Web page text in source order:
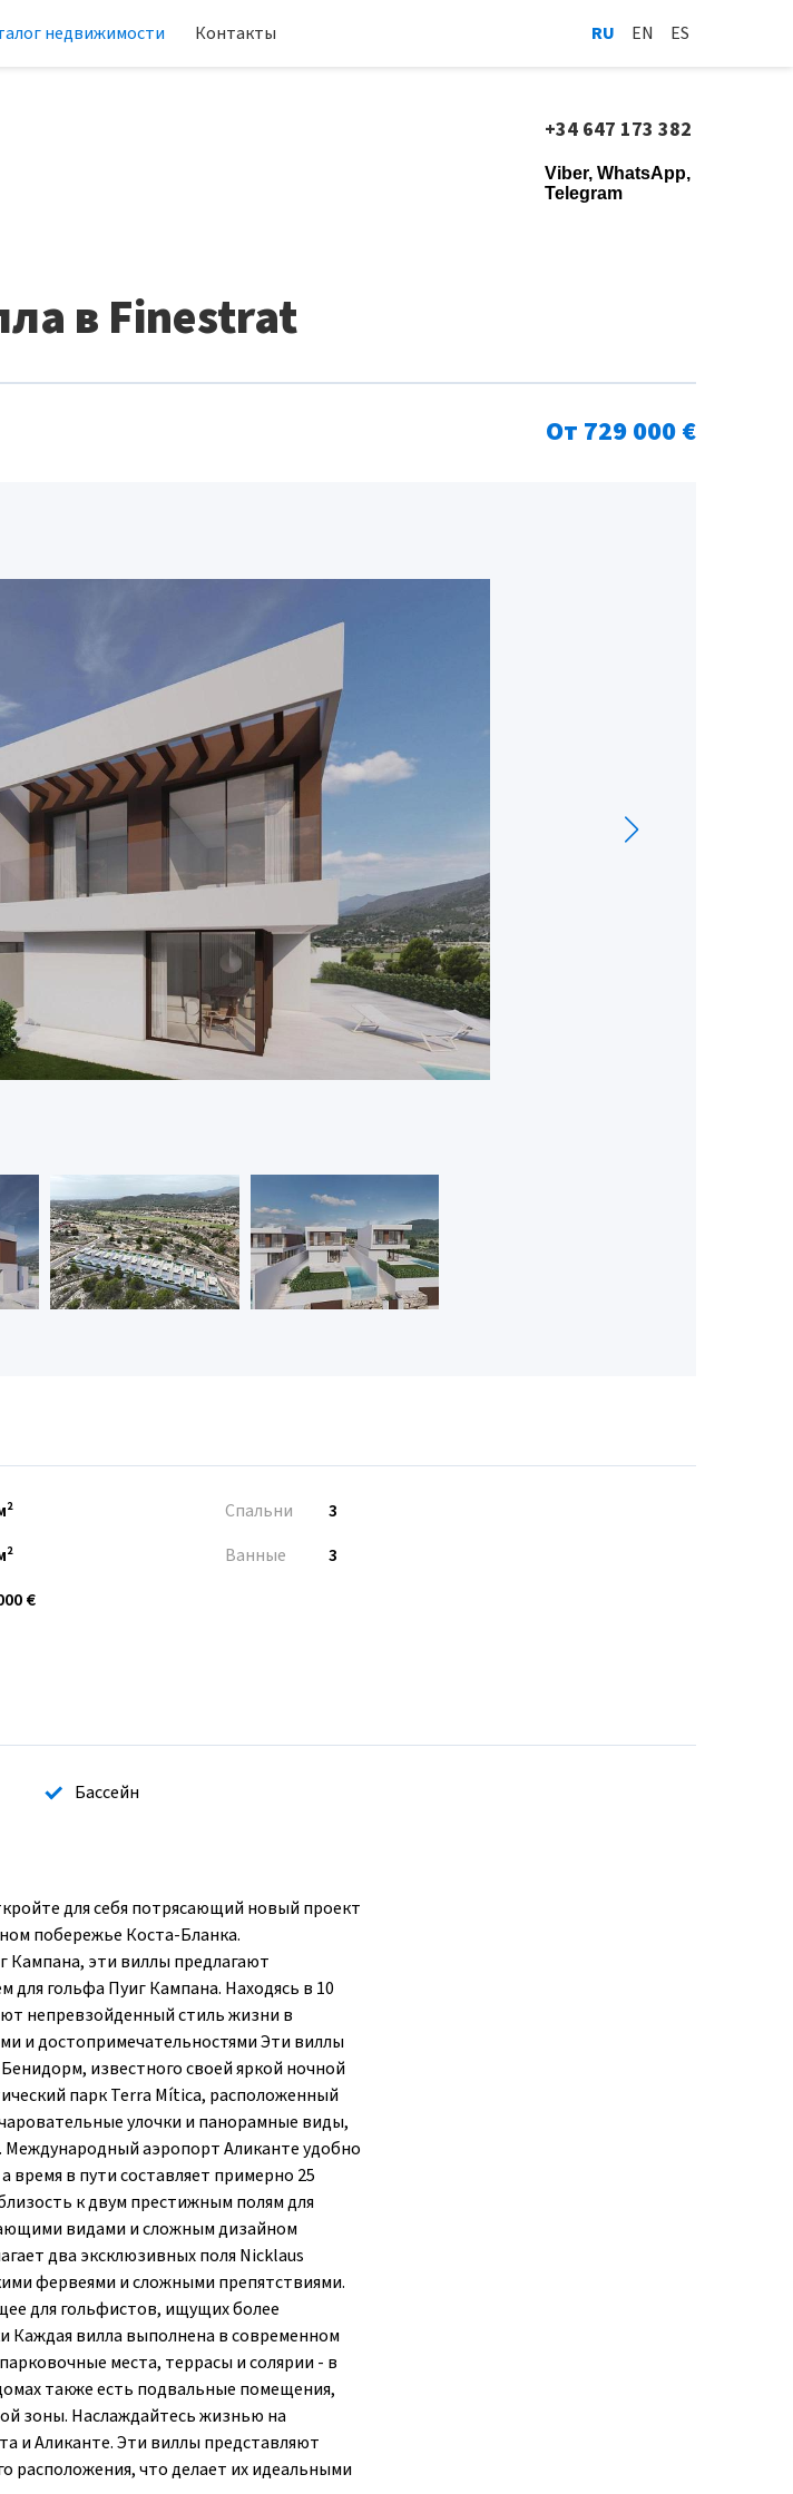
недвижимости Контакты RU EN ES
+34 647 173 382
Viber, WhatsApp,
Telegram
в Finestrat
От 729 000 €
€
Спальни
3
Ванные
3
Бассейн
для себя потрясающий новый проект
побережье Коста-Бланка.
Кампана, эти виллы предлагают
гольфа Пуиг Кампана. Находясь в 10
непревзойденный стиль жизни в
и достопримечательностями Эти виллы
известного своей яркой ночной
парк Terra Mítica, расположенный
улочки и панорамные виды,
Международный аэропорт Аликанте удобно
время в пути составляет примерно 25
к двум престижным полям для
видами и сложным дизайном
два эксклюзивных поля Nicklaus
фервеями и сложными препятствиями.
для гольфистов, ищущих более
Каждая вилла выполнена в современном
места, террасы и солярии - в
также есть подвальные помещения,
зоны. Наслаждайтесь жизнью на
и Аликанте. Эти виллы представляют
расположения, что делает их идеальными